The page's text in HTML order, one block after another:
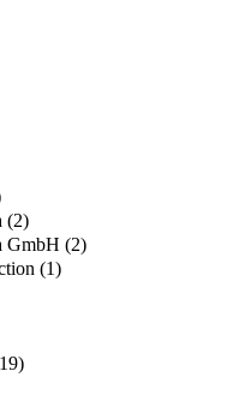
(2)
GmbH (2)
(1)